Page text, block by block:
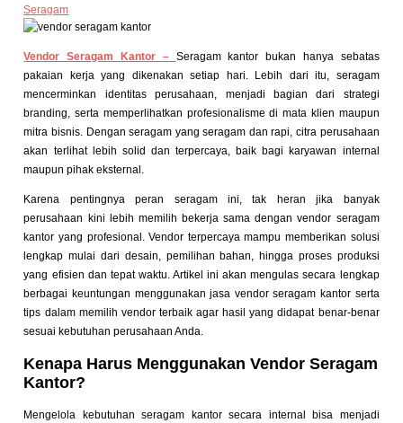
Seragam
Vendor Seragam Kantor – Seragam kantor bukan hanya sebatas
pakaian kerja yang dikenakan setiap hari. Lebih dari itu, seragam
mencerminkan identitas perusahaan, menjadi bagian dari strategi
branding, serta memperlihatkan profesionalisme di mata klien maupun
mitra bisnis. Dengan seragam yang seragam dan rapi, citra perusahaan
akan terlihat lebih solid dan terpercaya, baik bagi karyawan internal
maupun pihak eksternal.
Karena pentingnya peran seragam ini, tak heran jika banyak
perusahaan kini lebih memilih bekerja sama dengan vendor seragam
kantor yang profesional. Vendor terpercaya mampu memberikan solusi
lengkap mulai dari desain, pemilihan bahan, hingga proses produksi
yang efisien dan tepat waktu. Artikel ini akan mengulas secara lengkap
berbagai keuntungan menggunakan jasa vendor seragam kantor serta
tips dalam memilih vendor terbaik agar hasil yang didapat benar-benar
sesuai kebutuhan perusahaan Anda.
Kenapa Harus Menggunakan Vendor Seragam
Kantor?
Mengelola kebutuhan seragam kantor secara internal bisa menjadi